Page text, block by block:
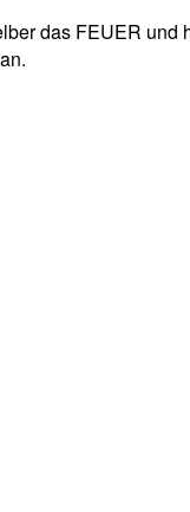
das FEUER